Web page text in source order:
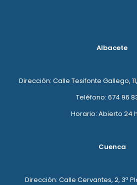
Albacete
Dirección: Calle Tesifonte Gallego,
Teléfono: 674 96
Horario: Abierto 24
Cuenca
Dirección: Calle Cervantes, 2, 3ª